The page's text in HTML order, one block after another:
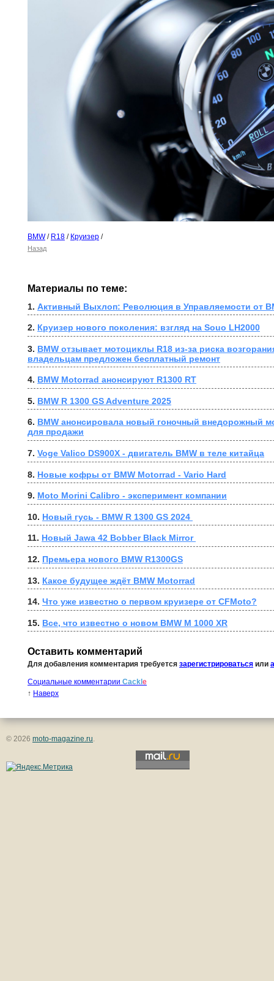
BMW/ R18 / Круизер /
Назад
Материалы по теме:
1. Активный Выхлоп: Революция в Управляемости от
2. Круизер нового поколения: взгляд на Souo LH2000
3. BMW отзывает мотоциклы R18 из-за риска
владельцам предложен бесплатный ремонт
4. BMW Motorrad анонсируют R1300 RT
5. BMW R 1300 GS Adventure 2025
6. BMW анонсировала новый гоночный внедорожный
для продажи
7. Voge Valico DS900X - двигатель BMW в теле китайца
8. Новые кофры от BMW Motorrad - Vario Hard
9. Moto Morini Calibro - эксперимент компании
10. Новый гусь - BMW R 1300 GS 2024
11. Новый Jawa 42 Bobber Black Mirror
12. Премьера нового BMW R1300GS
13. Какое будущее ждёт BMW Motorrad
14. Что уже известно о первом круизере от CFMoto?
15. Все, что известно о новом BMW M 1000 XR
Оставить комментарий
Для добавления комментария требуется зарегистрироваться или
Социальные комментарии Cackle
↑ Наверх
© 2026 moto-magazine.ru